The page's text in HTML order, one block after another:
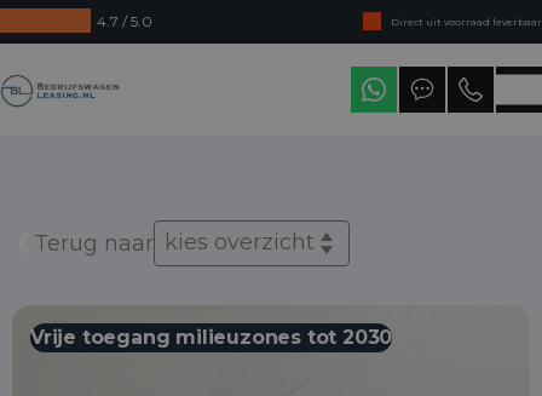
4.7 / 5.0
Direct uit voorraad leverbaar
Levering in heel Nederland
Terug naar kies overzicht
Vrije toegang milieuzones tot 2030